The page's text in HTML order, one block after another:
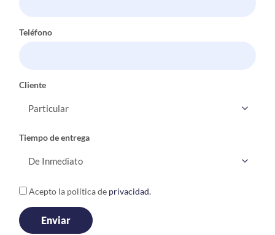
Teléfono
Cliente
Tiempo de entrega
Acepto la política de privacidad.